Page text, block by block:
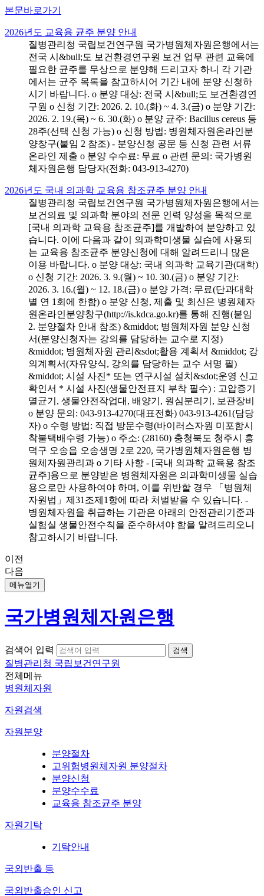
본문바로가기
2026년도 교육용 균주 분양 안내
질병관리청 국립보건연구원 국가병원체자원은행에서는
전국 시&bull;도 보건환경연구원 보건 업무 관련 교육에
필요한 균주를 무상으로 분양해 드리고자 하니 각 기관
에서는 균주 목록을 참고하시어 기간 내에 분양 신청하
시기 바랍니다. o 분양 대상: 전국 시&bull;도 보건환경연
구원 o 신청 기간: 2026. 2. 10.(화) ~ 4. 3.(금) o 분양 기간:
2026. 2. 19.(목) ~ 6. 30.(화) o 분양 균주: Bacillus cereus 등
28주(선택 신청 가능) o 신청 방법: 병원체자원온라인분
양창구(붙임 2 참조) - 분양신청 공문 등 신청 관련 서류
온라인 제출 o 분양 수수료: 무료 o 관련 문의: 국가병원
체자원은행 담당자(전화: 043-913-4270)
2026년도 국내 의과학 교육용 참조균주 분양 안내
질병관리청 국립보건연구원 국가병원체자원은행에서는
보건의료 및 의과학 분야의 전문 인력 양성을 목적으로
[국내 의과학 교육용 참조균주]를 개발하여 분양하고 있
습니다. 이에 다음과 같이 의과학미생물 실습에 사용되
는 교육용 참조균주 분양신청에 대해 알려드리니 많은
이용 바랍니다. o 분양 대상: 국내 의과학 교육기관(대학)
o 신청 기간: 2026. 3. 9.(월) ~ 10. 30.(금) o 분양 기간:
2026. 3. 16.(월) ~ 12. 18.(금) o 분양 가격: 무료(단과대학
별 연 1회에 한함) o 분양 신청, 제출 및 회신은 병원체자
원온라인분양창구(http://is.kdca.go.kr)를 통해 진행(붙임
2. 분양절차 안내 참조) &middot; 병원체자원 분양 신청
서(분양신청자는 강의를 담당하는 교수로 지정)
&middot; 병원체자원 관리&sdot;활용 계획서 &middot; 강
의계획서(자유양식, 강의를 담당하는 교수 서명 필)
&middot; 시설 사진* 또는 연구시설 설치&sdot;운영 신고
확인서 * 시설 사진(생물안전표지 부착 필수) : 고압증기
멸균기, 생물안전작업대, 배양기, 원심분리기, 보관장비
o 분양 문의: 043-913-4270(대표전화) 043-913-4261(담당
자) o 수령 방법: 직접 방문수령(바이러스자원 미포함시
착불택배수령 가능) o 주소: (28160) 충청북도 청주시 흥
덕구 오송읍 오송생명 2로 220, 국가병원체자원은행 병
원체자원관리과 o 기타 사항 - [국내 의과학 교육용 참조
균주]용으로 분양받은 병원체자원은 의과학미생물 실습
용으로만 사용하여야 하며, 이를 위반할 경우 「병원체
자원법」제31조제1항에 따라 처벌받을 수 있습니다. -
병원체자원을 취급하는 기관은 아래의 안전관리기준과
실험실 생물안전수칙을 준수하셔야 함을 알려드리오니
참고하시기 바랍니다.
이전
다음
메뉴열기
국가병원체자원은행
검색어 입력
질병관리청 국립보건연구원
전체메뉴
병원체자원
자원검색
자원분양
분양절차
고위험병원체자원 분양절차
분양신청
분양수수료
교육용 참조균주 분양
자원기탁
기탁안내
국외반출 등
국외반출승인 신고